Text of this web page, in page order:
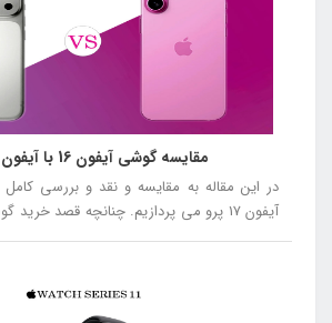
مقایسه گوشی آیفون 16 با آیفون 17 پرو
آیفون 17 پرو می پردازیم. چنانچه قصد
باشید توصیه می کنیم در ادامه این مقاله همراه